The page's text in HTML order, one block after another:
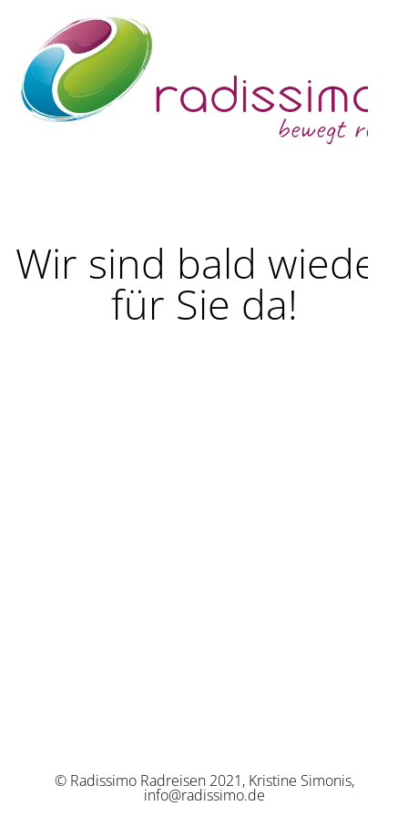
Wir sind bald wieder
für Sie da!
© Radissimo Radreisen 2021, Kristine Simonis,
info@radissimo.de